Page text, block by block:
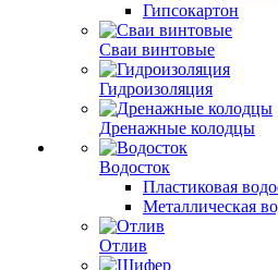
Гипсокартон
Сваи винтовые
Гидроизоляция
Дренажные колодцы
Водосток
Пластиковая
Металлическая
Отлив